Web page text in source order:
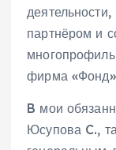
партнёром и
фирма
B мои
Юсупова C.,